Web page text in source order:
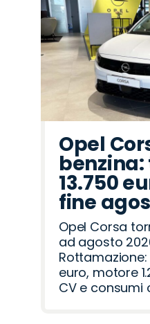
Opel
13.750
fine
Opel Corsa
ad agosto
Rottamazione:
euro, motore
CV e consumi